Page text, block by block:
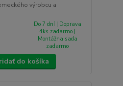
výrobcu a
Do 7 dní | Doprava
4ks zadarmo |
Montážna sada
zadarmo
do košíka